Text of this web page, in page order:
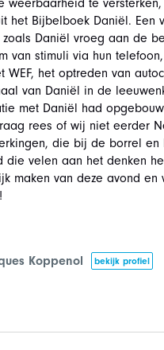
weerbaarheid te
het Bijbelboek Daniël.
zoals Daniël vroeg aan de
van stimuli via hun
WEF, het optreden van
van Daniël in de
met Daniël had
rees of wij niet eerder
die bij de borrel
die velen aan het denken
maken van deze avond
Koppenol bekijk profiel